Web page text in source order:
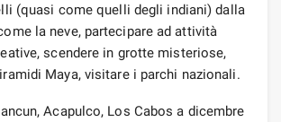
(quasi come quelli degli indiani) dalla
la neve, partecipare ad attività
scendere in grotte misteriose,
Maya, visitare i parchi nazionali.
Acapulco, Los Cabos a dicembre